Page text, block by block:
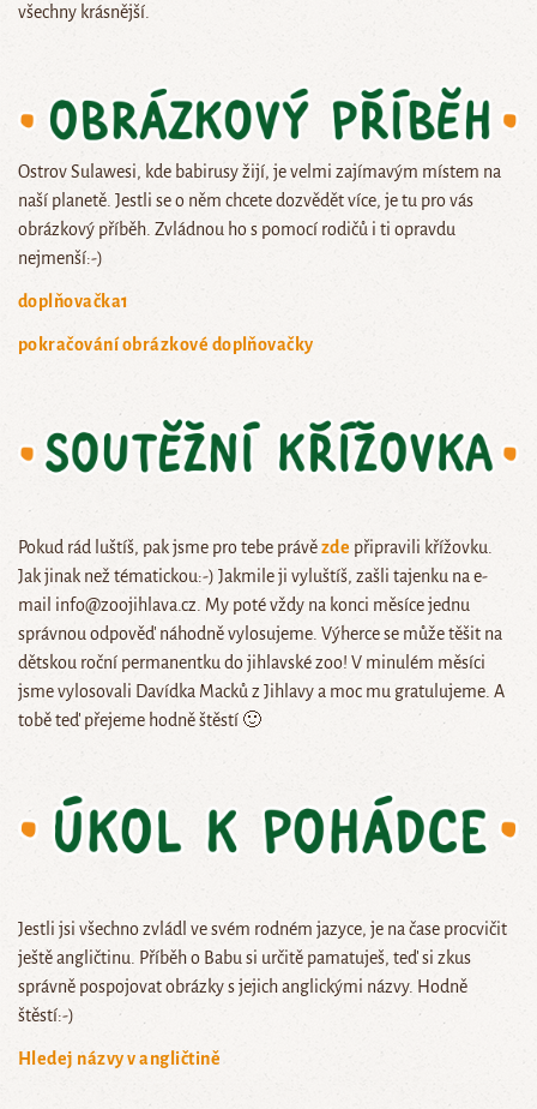
všechny krásnější.
Ostrov Sulawesi, kde babirusy žijí, je velmi zajímavým místem na
naší planetě. Jestli se o něm chcete dozvědět více, je tu pro vás
obrázkový příběh. Zvládnou ho s pomocí rodičů i ti opravdu
nejmenší:-)
doplňovačka1
pokračování obrázkové doplňovačky
Pokud rád luštíš, pak jsme pro tebe právězde připravili křížovku.
Jak jinak než tématickou:-) Jakmile ji vyluštíš, zašli tajenku na e-
mail info@zoojihlava.cz. My poté vždy na konci měsíce jednu
správnou odpověď náhodně vylosujeme. Výherce se může těšit na
dětskou roční permanentku do jihlavské zoo! V minulém měsíci
jsme vylosovali Davídka Macků z Jihlavy a moc mu gratulujeme. A
tobě teď přejeme hodně štěstí 🙂
Jestli jsi všechno zvládl ve svém rodném jazyce, je na čase procvičit
ještě angličtinu. Příběh o Babu si určitě pamatuješ, teď si zkus
správně pospojovat obrázky s jejich anglickými názvy. Hodně
štěstí:-)
Hledej názvy v angličtině